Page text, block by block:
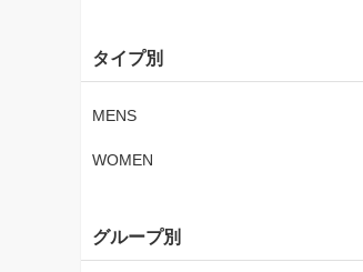
タイプ別
MENS
WOMEN
グループ別